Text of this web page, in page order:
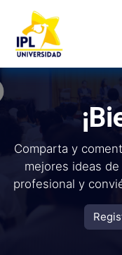
Comparta y
mejores ideas
profesional y